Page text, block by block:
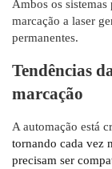
Ambos os
marcação a laser
permanentes.
Tendências
marcação
A automação está
tornando cada vez
precisam ser